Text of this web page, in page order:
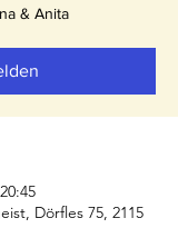
& Anita
Dörfles 75, 2115